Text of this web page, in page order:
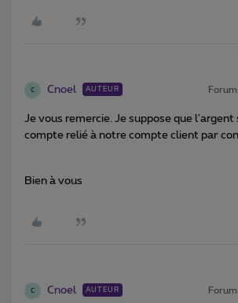
C Cnoel AUTEUR
Je vous remercie. Je suppose que
compte relié à notre compte client par
Bien à vous
C Cnoel AUTEUR